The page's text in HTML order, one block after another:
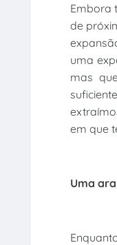
Embora
de
uma
mas
em que
Uma